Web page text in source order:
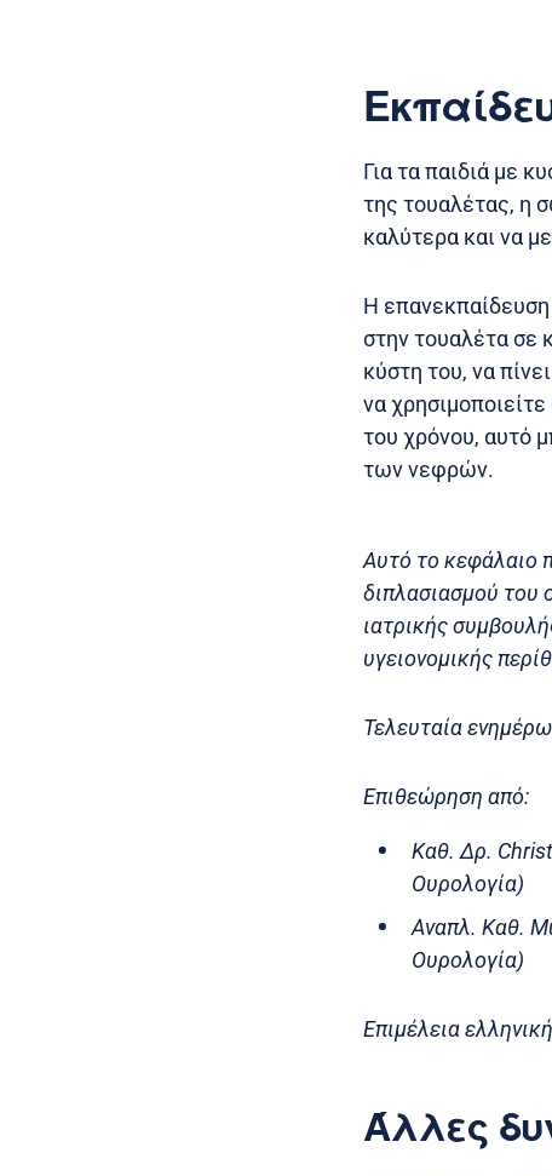
Για τα παιδιά με
της τουαλέτας, η
καλύτερα και να
Η επανεκπαίδευση
στην τουαλέτα σε
κύστη του, να
να
του χρόνου, αυτό
των νεφρών.
Αυτό το κεφάλαιο
διπλασιασμού του
ιατρικής
υγειονομικής
Τελευταία
Επιθεώρηση από:
Καθ. Δρ.
Ουρολογία)
Αναπλ. Καθ.
Ουρολογία)
Επιμέλεια
Άλλες